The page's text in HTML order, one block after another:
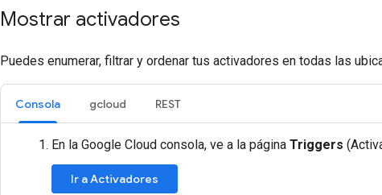
Mostrar activadores
Puedes enumerar, filtrar y ordenar tus activadores en todas las
Consola gcloud REST
En la Google Cloud consola, ve a la página Triggers
Ir a Activadores